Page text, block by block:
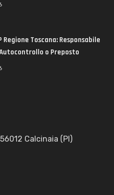
Regione Toscana: Responsabile
o Preposto
Calcinaia (PI)